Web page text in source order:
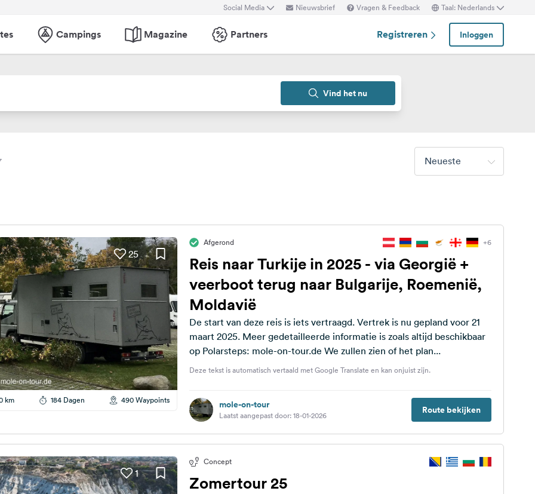
Social Media Nieuwsbrief Vragen & Feedback Taal: Nederlands
Campings Magazine Partners Registreren Inloggen
Vind het nu
Neueste
25
km 184 Dagen 490 Waypoints
Afgerond +6
Reis naar Turkije in 2025 - via Georgië +
veerboot terug naar Bulgarije, Roemenië,
Moldavië
De start van deze reis is iets vertraagd. Vertrek is nu gepland voor 21
maart 2025. Meer gedetailleerde informatie is zoals altijd beschikbaar
op Polarsteps: mole-on-tour.de We zullen zien of het plan...
Deze tekst is automatisch vertaald met Google Translate en kan onjuist zijn.
mole-on-tour
Laatst aangepast door: 18-01-2026 Route bekijken
1
Concept
Zomertour 25